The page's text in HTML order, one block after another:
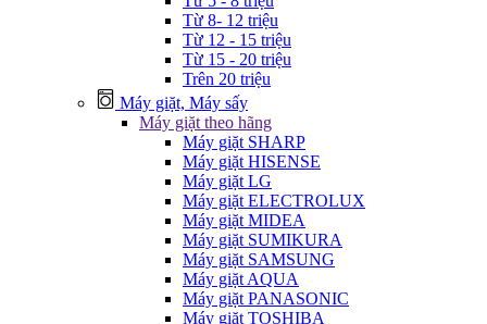
Từ 8- 12 triệu
Từ 12 - 15 triệu
Từ 15 - 20 triệu
Trên 20 triệu
Máy giặt, Máy sấy
Máy giặt theo hãng
Máy giặt SHARP
Máy giặt HISENSE
Máy giặt LG
Máy giặt ELECTROLUX
Máy giặt MIDEA
Máy giặt SUMIKURA
Máy giặt SAMSUNG
Máy giặt AQUA
Máy giặt PANASONIC
Máy giặt TOSHIBA